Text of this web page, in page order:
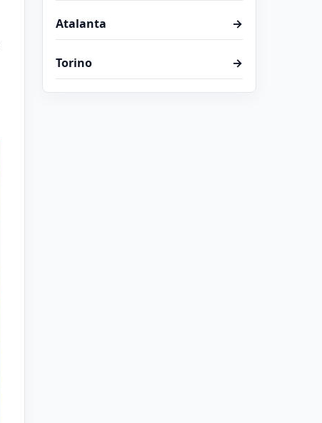
Atalanta →
Torino →